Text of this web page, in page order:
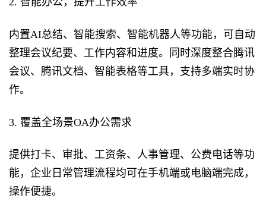
内置AI总结、智能搜索、智能机器人等功能，可自动
整理会议纪要、工作内容和进度。同时深度整合腾讯
会议、腾讯文档、智能表格等工具，支持多端实时协
作。
3. 覆盖全场景OA办公需求
提供打卡、审批、工资条、人事管理、公费电话等功
能，企业日常管理流程均可在手机端或电脑端完成，
操作便捷。